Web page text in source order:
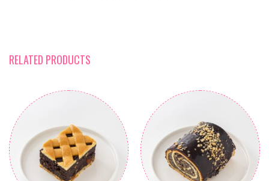
RELATED PRODUCTS